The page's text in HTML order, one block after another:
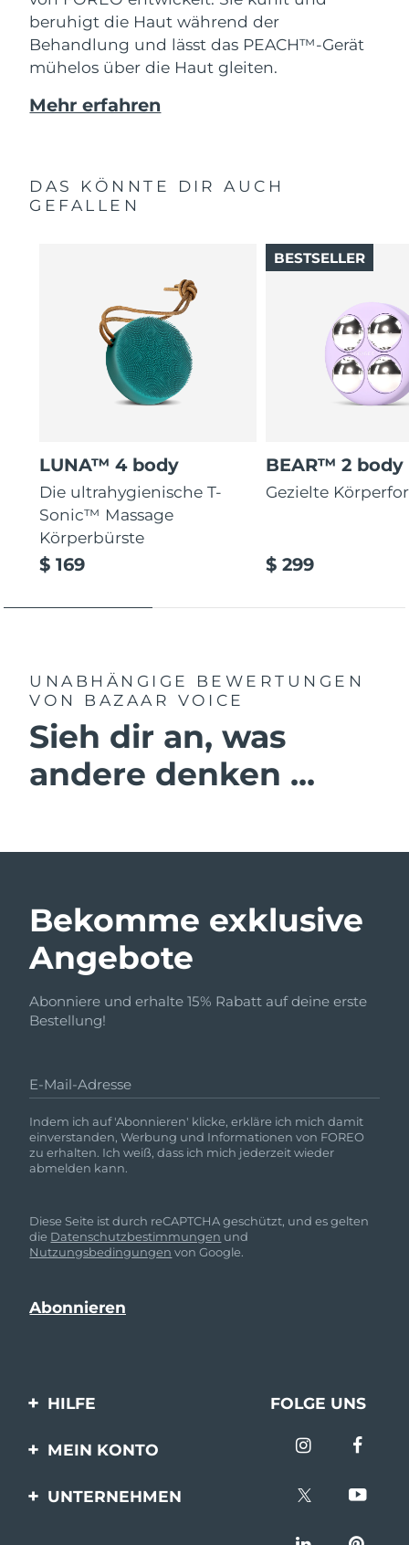
beruhigt die Haut während der
Behandlung und lässt das PEACH™-Gerät
mühelos über die Haut gleiten.
Mehr erfahren
DAS KÖNNTE DIR AUCH
GEFALLEN
LUNA™ 4 body
Die ultrahygienische T-
Sonic™ Massage
Körperbürste
$ 169
BEAR™ 2 body
Gezielte
$ 299
BESTSELLER
UNABHÄNGIGE BEWERTUNGEN
VON BAZAAR VOICE
Sieh dir an, was
andere denken ...
Bekomme exklusive
Angebote
Abonniere und erhalte 15% Rabatt auf deine erste
Bestellung!
E-Mail-Adresse
Indem ich auf 'Abonnieren' klicke, erkläre ich mich damit
einverstanden, Werbung und Informationen von FOREO
zu erhalten. Ich weiß, dass ich mich jederzeit wieder
abmelden kann.
Diese Seite ist durch reCAPTCHA geschützt, und es gelten
die Datenschutzbestimmungen und
Nutzungsbedingungen von Google.
HILFE
Kontaktiere uns
FOLGE UNS
MEIN KONTO
UNTERNEHMEN